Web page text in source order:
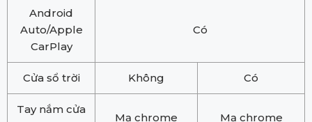
Android
Auto/Apple
CarPlay
Có
Cửa sổ trời Không Có
Tay nắm cửa
Mạ chrome Mạ chrome